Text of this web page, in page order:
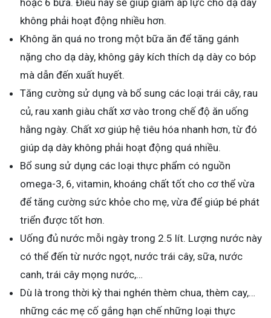
hoặc 6 bữa. Điều này sẽ giúp giảm áp lực cho dạ dày
không phải hoạt động nhiều hơn.
Không ăn quá no trong một bữa ăn để tăng gánh
nặng cho dạ dày, không gây kích thích dạ dày co bóp
mà dẫn đến xuất huyết.
Tăng cường sử dụng và bổ sung các loại trái cây, rau
củ, rau xanh giàu chất xơ vào trong chế độ ăn uống
hằng ngày. Chất xơ giúp hệ tiêu hóa nhanh hơn, từ đó
giúp dạ dày không phải hoạt động quá nhiều.
Bổ sung sử dụng các loại thực phẩm có nguồn
omega-3, 6, vitamin, khoáng chất tốt cho cơ thể vừa
để tăng cường sức khỏe cho mẹ, vừa để giúp bé phát
triển được tốt hơn.
Uống đủ nước mỗi ngày trong 2.5 lít. Lượng nước này
có thể đến từ nước ngọt, nước trái cây, sữa, nước
canh, trái cây mọng nước,…
Dù là trong thời kỳ thai nghén thèm chua, thèm cay,…
những các mẹ cố gắng hạn chế những loại thực